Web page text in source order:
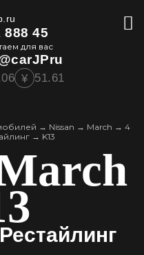
888 45
для вас
¥ 51.61
→ Nissan → March → 4
→ K13